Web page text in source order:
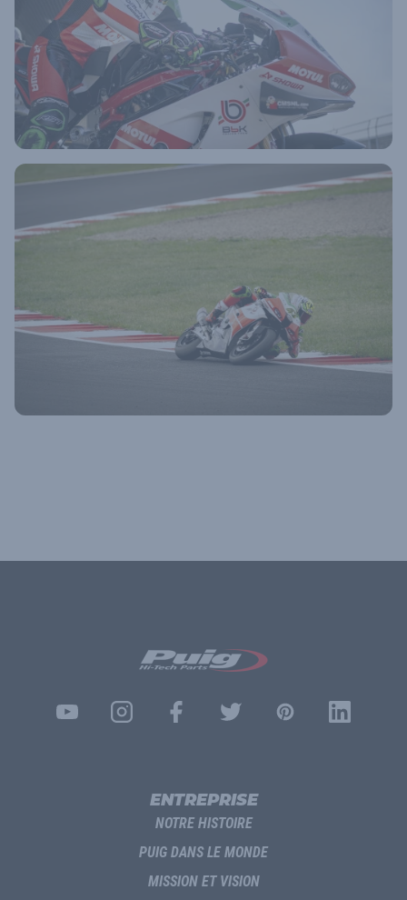
ENTREPRISE
NOTRE HISTOIRE
PUIG DANS LE MONDE
MISSION ET VISION